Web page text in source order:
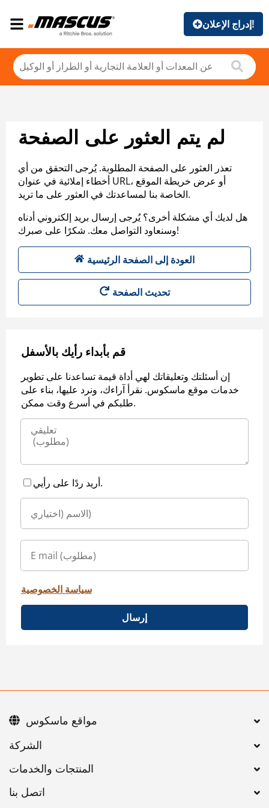
إدراج الإعلان!
لم يتم العثور على الصفحة
تعذر العثور على الصفحة المطلوبة. يُرجى التحقق من أي
أخطاء إملائية في عنوان URL، أو عرض خريطة الموقع
الخاصة بنا لمساعدتك في العثور على ما تريد.
هل لديك أي مشكلة أخرى؟ يُرجى إرسال بريد إلكتروني أدناه
وسنعاود التواصل معك. شكرًا على صبرك!
العودة إلى الصفحة الرئيسية
تحديث الصفحة
قم بأبداء رأيك بالأسفل
إن أسئلتك وتعليقاتك لهي أداة قيمة تساعدنا على تطوير
خدمات موقع ماسكوس. نقرأ آراءك، ونرد عليها، بناء على
طلبكم في أسرع وقت ممكن.
أريد ردًا على رأيي.
سياسة الخصوصية
إرسال
اتصل بنا
مواقع ماسكوس